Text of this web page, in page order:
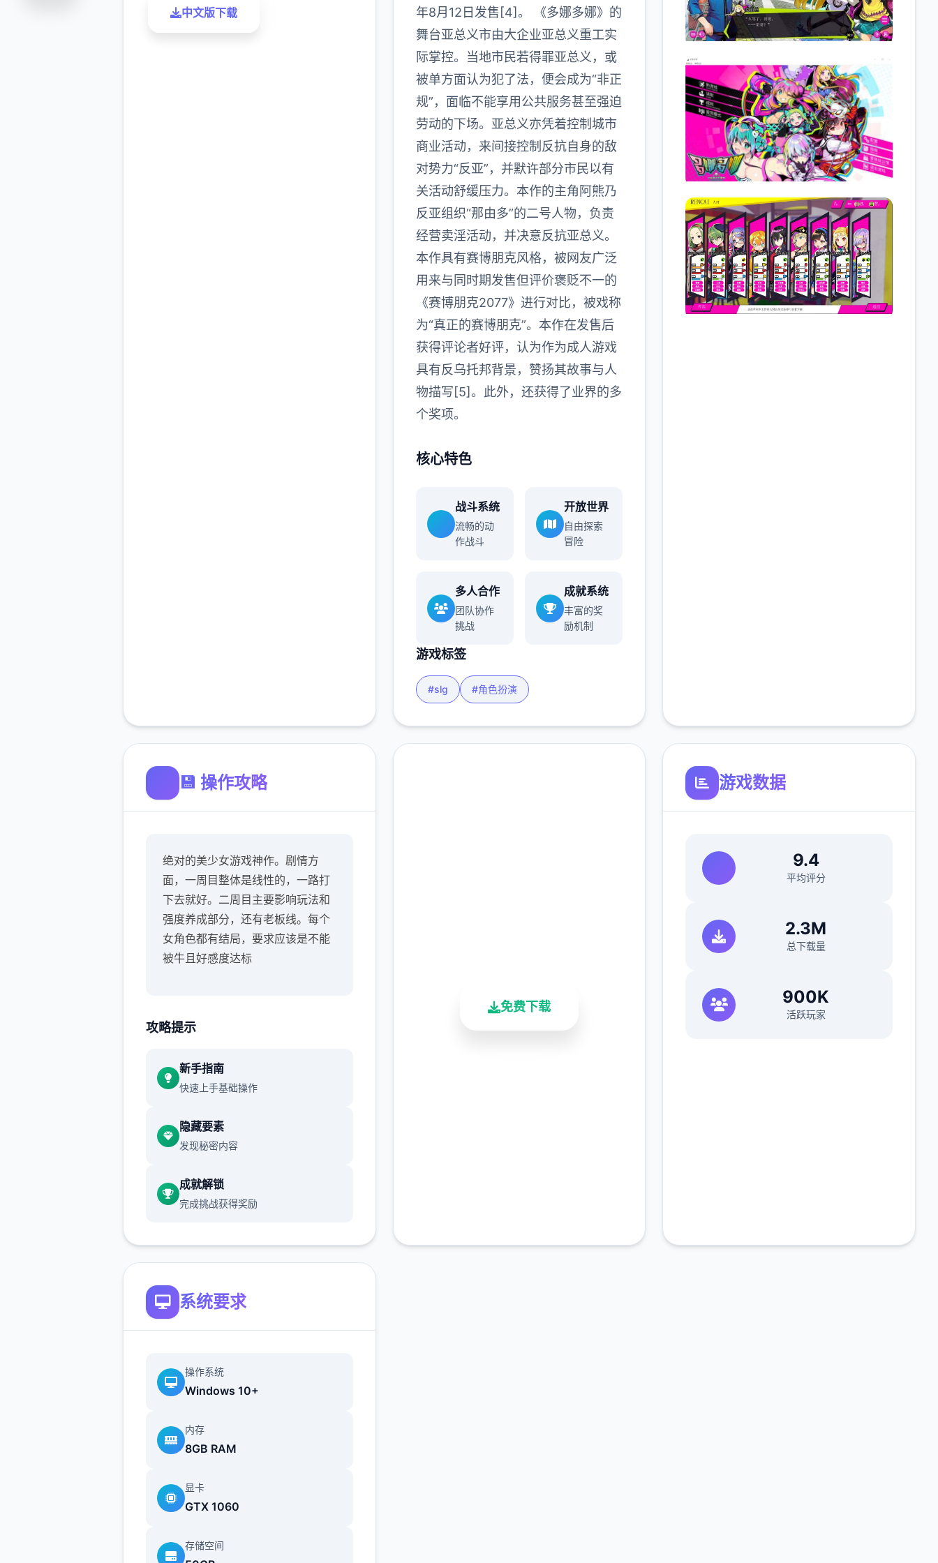
中文版下载
年8月12日发售[4]。 《多娜多娜》的
舞台亚总义市由大企业亚总义重工实
际掌控。当地市民若得罪亚总义，或
被单方面认为犯了法，便会成为“非正
规”，面临不能享用公共服务甚至强迫
劳动的下场。亚总义亦凭着控制城市
商业活动，来间接控制反抗自身的敌
对势力“反亚”，并默许部分市民以有
关活动舒缓压力。本作的主角阿熊乃
反亚组织“那由多”的二号人物，负责
经营卖淫活动，并决意反抗亚总义。
本作具有赛博朋克风格，被网友广泛
用来与同时期发售但评价褒贬不一的
《赛博朋克2077》进行对比，被戏称
为“真正的赛博朋克”。本作在发售后
获得评论者好评，认为作为成人游戏
具有反乌托邦背景，赞扬其故事与人
物描写[5]。此外，还获得了业界的多
个奖项。
核心特色
战斗系统
流畅的动
作战斗
开放世界
自由探索
冒险
多人合作
团队协作
挑战
成就系统
丰富的奖
励机制
游戏标签
#slg #角色扮演
💾 操作攻略
绝对的美少女游戏神作。剧情方
面，一周目整体是线性的，一路打
下去就好。二周目主要影响玩法和
强度养成部分，还有老板线。每个
女角色都有结局，要求应该是不能
被牛且好感度达标
攻略提示
新手指南
快速上手基础操作
隐藏要素
发现秘密内容
成就解锁
完成挑战获得奖励
免费下载
游戏数据
9.4
平均评分
2.3M
总下载量
900K
活跃玩家
系统要求
操作系统
Windows 10+
内存
8GB RAM
显卡
GTX 1060
存储空间